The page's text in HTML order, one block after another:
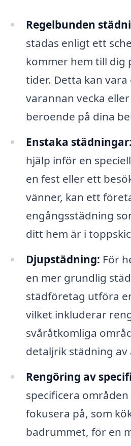
Regelbunden
städas enligt ett
kommer hem till dig
tider. Detta kan vara
varannan vecka
beroende på dina
Enstaka städningar:
hjälp inför en
en fest eller ett
vänner, kan ett
engångsstädning
ditt hem är i
Djupstädning: För
en mer grundlig
städföretag utföra
vilket inkluderar
svåråtkomliga
detaljrik städning av
Rengöring av
specificera
fokusera på, som
badrummet, för en